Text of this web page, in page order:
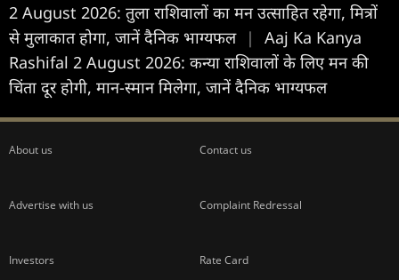
2 August 2026: तुला राशिवालों का मन उत्साहित रहेगा, मित्रों
से मुलाकात होगा, जानें दैनिक भाग्यफल |
Aaj Ka Kanya
Rashifal 2 August 2026: कन्या राशिवालों के लिए मन की
चिंता दूर होगी, मान-स्मान मिलेगा, जानें दैनिक भाग्यफल
About us Contact us
Advertise with us Complaint Redressal
Investors Rate Card